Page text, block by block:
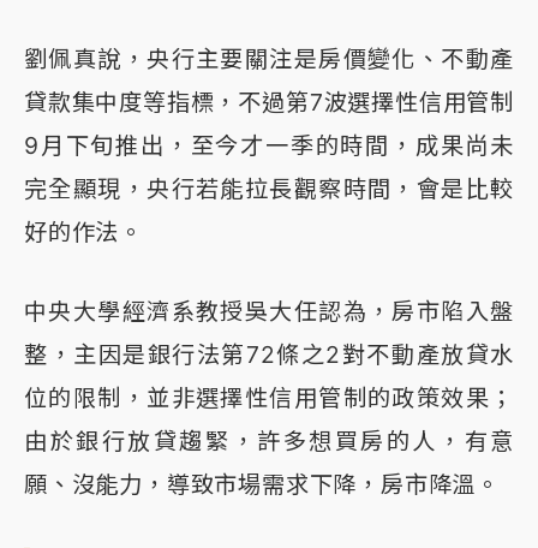
劉佩真說，央行主要關注是房價變化、不動產
貸款集中度等指標，不過第7波選擇性信用管制
9月下旬推出，至今才一季的時間，成果尚未
完全顯現，央行若能拉長觀察時間，會是比較
好的作法。
中央大學經濟系教授吳大任認為，房市陷入盤
整，主因是銀行法第72條之2對不動產放貸水
位的限制，並非選擇性信用管制的政策效果；
由於銀行放貸趨緊，許多想買房的人，有意
願、沒能力，導致市場需求下降，房市降溫。